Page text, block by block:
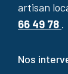
artisan
66 49 78 .
Nos